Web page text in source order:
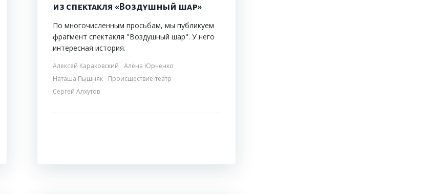
из спектакля «Воздушный шар»
По многочисленным просьбам, мы публикуем
фрагмент спектакля "Воздушный шар". У него
интересная история.
Алексей Караковский
Алёна Юрченко
Наташа Пышняк
Происшествие-театр
Сергей Алхутов